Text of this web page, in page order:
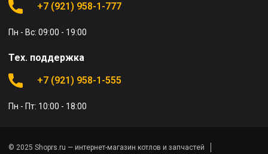
+7 (921) 958-1-777
Пн - Вс: 09:00 - 19:00
Тех. поддержка
+7 (921) 958-1-555
Пн - Пт: 10:00 - 18:00
© 2025 Shoprs.ru — интернет-магазин котлов и запчастей